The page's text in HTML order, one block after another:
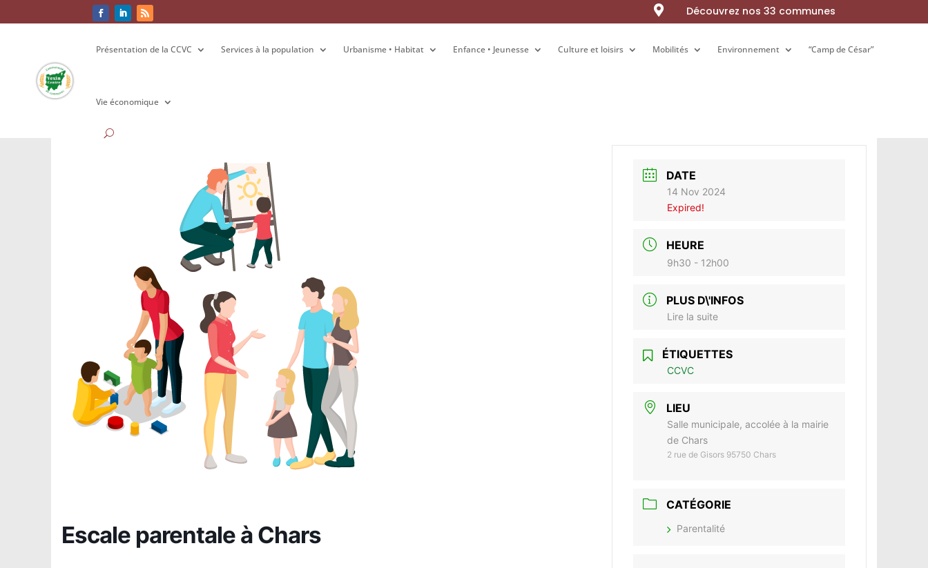
 Découvrez nos 33 communes
Présentation de la CCVC Services à la population Urbanisme • Habitat Enfance • Jeunesse Culture et loisirs Mobilités Environnement “Camp de César”
Vie économique
Présentation de la CCVC Services à la population Urbanisme • Habitat Enfance • Jeunesse Culture et loisirs Mobilités Environnement “Camp de César”
Vie économique
Escale parentale à Chars
DATE
14 Nov 2024
Expired!
HEURE
9h30 - 12h00
PLUS D\'INFOS
Lire la suite
ÉTIQUETTES
CCVC
LIEU
Salle municipale, accolée à la mairie
de Chars
2 rue de Gisors 95750 Chars
CATÉGORIE
Parentalité